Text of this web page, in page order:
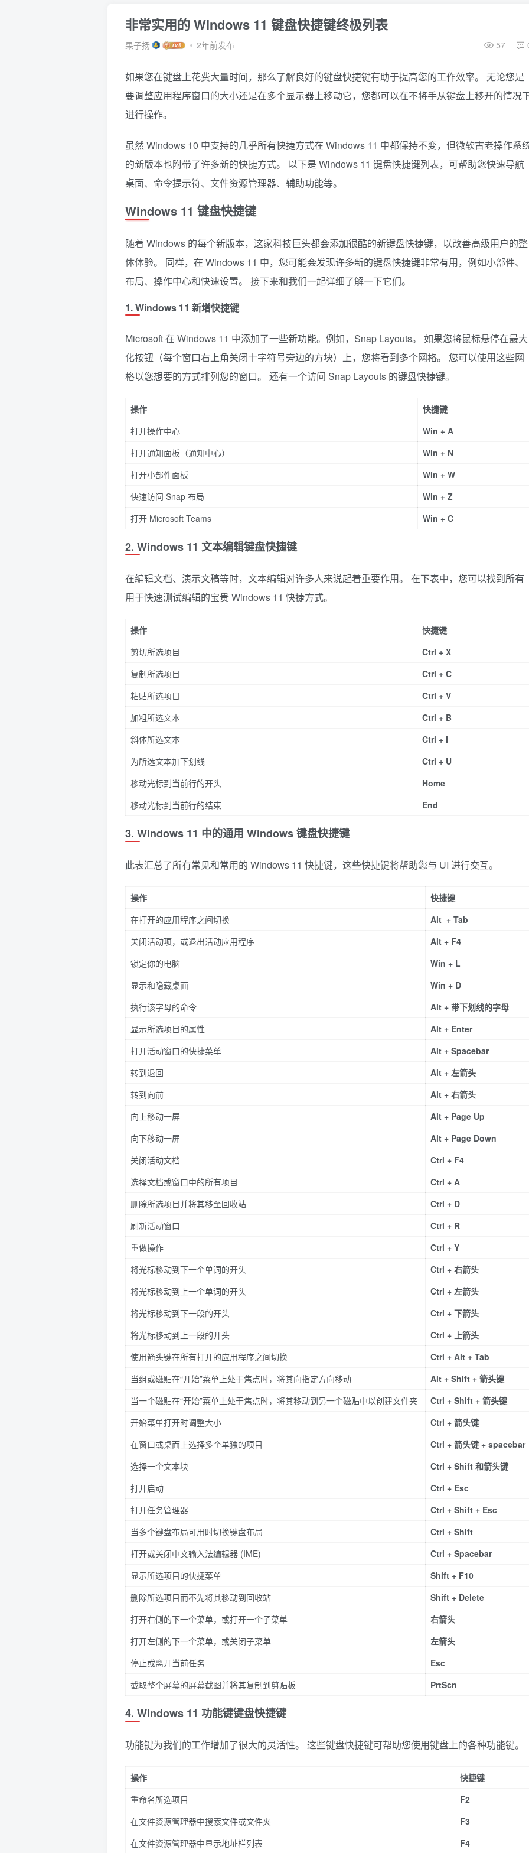
非常实用的 Windows 11 键盘快捷键终极列表
果子扬 2年前发布 57
如果您在键盘上花费大量时间，那么了解良好的键盘快捷键有助于提高您的工作效率。 无论您是
要调整应用程序窗口的大小还是在多个显示器上移动它，您都可以在不将手从键盘上移开的情况
进行操作。
虽然 Windows 10 中支持的几乎所有快捷方式在 Windows 11 中都保持不变，但微软古老操作系
的新版本也附带了许多新的快捷方式。 以下是 Windows 11 键盘快捷键列表，可帮助您快速导航
桌面、命令提示符、文件资源管理器、辅助功能等。
Windows 11 键盘快捷键
随着 Windows 的每个新版本，这家科技巨头都会添加很酷的新键盘快捷键，以改善高级用户的整
体体验。 同样，在 Windows 11 中，您可能会发现许多新的键盘快捷键非常有用，例如小部件、
布局、操作中心和快速设置。 接下来和我们一起详细了解一下它们。
1. Windows 11 新增快捷键
Microsoft 在 Windows 11 中添加了一些新功能。例如，Snap Layouts。 如果您将鼠标悬停在最大
化按钮（每个窗口右上角关闭十字符号旁边的方块）上，您将看到多个网格。 您可以使用这些网
格以您想要的方式排列您的窗口。 还有一个访问 Snap Layouts 的键盘快捷键。
操作
快捷键
打开操作中心
Win + A
打开通知面板（通知中心）
Win + N
打开小部件面板
Win + W
快速访问 Snap 布局
Win + Z
打开 Microsoft Teams
Win + C
2. Windows 11 文本编辑键盘快捷键
在编辑文档、演示文稿等时，文本编辑对许多人来说起着重要作用。 在下表中，您可以找到所有
用于快速测试编辑的宝贵 Windows 11 快捷方式。
操作
快捷键
剪切所选项目
Ctrl + X
复制所选项目
Ctrl + C
粘贴所选项目
Ctrl + V
加粗所选文本
Ctrl + B
斜体所选文本
Ctrl + I
为所选文本加下划线
Ctrl + U
移动光标到当前行的开头
Home
移动光标到当前行的结束
End
3. Windows 11 中的通用 Windows 键盘快捷键
此表汇总了所有常见和常用的 Windows 11 快捷键，这些快捷键将帮助您与 UI 进行交互。
操作
快捷键
在打开的应用程序之间切换
Alt + Tab
关闭活动项，或退出活动应用程序
Alt + F4
锁定你的电脑
Win + L
显示和隐藏桌面
Win + D
执行该字母的命令
Alt + 带下划线的字母
显示所选项目的属性
Alt + Enter
打开活动窗口的快捷菜单
Alt + Spacebar
转到退回
Alt + 左箭头
转到向前
Alt + 右箭头
向上移动一屏
Alt + Page Up
向下移动一屏
Alt + Page Down
关闭活动文档
Ctrl + F4
选择文档或窗口中的所有项目
Ctrl + A
删除所选项目并将其移至回收站
Ctrl + D
刷新活动窗口
Ctrl + R
重做操作
Ctrl + Y
将光标移动到下一个单词的开头
Ctrl + 右箭头
将光标移动到上一个单词的开头
Ctrl + 左箭头
将光标移动到下一段的开头
Ctrl + 下箭头
将光标移动到上一段的开头
Ctrl + 上箭头
使用箭头键在所有打开的应用程序之间切换
Ctrl + Alt + Tab
当组或磁贴在“开始”菜单上处于焦点时，将其向指定方向移动
Alt + Shift + 箭头键
当一个磁贴在“开始”菜单上处于焦点时，将其移动到另一个磁贴中以创建文件夹
Ctrl + Shift + 箭头键
开始菜单打开时调整大小
Ctrl + 箭头键
在窗口或桌面上选择多个单独的项目
Ctrl + 箭头键 + spacebar
选择一个文本块
Ctrl + Shift 和箭头键
打开启动
Ctrl + Esc
打开任务管理器
Ctrl + Shift + Esc
当多个键盘布局可用时切换键盘布局
Ctrl + Shift
打开或关闭中文输入法编辑器 (IME)
Ctrl + Spacebar
显示所选项目的快捷菜单
Shift + F10
删除所选项目而不先将其移动到回收站
Shift + Delete
打开右侧的下一个菜单，或打开一个子菜单
右箭头
打开左侧的下一个菜单，或关闭子菜单
左箭头
停止或离开当前任务
Esc
截取整个屏幕的屏幕截图并将其复制到剪贴板
PrtScn
4. Windows 11 功能键键盘快捷键
功能键为我们的工作增加了很大的灵活性。 这些键盘快捷键可帮助您使用键盘上的各种功能键。
操作
快捷键
重命名所选项目
F2
在文件资源管理器中搜索文件或文件夹
F3
在文件资源管理器中显示地址栏列表
F4